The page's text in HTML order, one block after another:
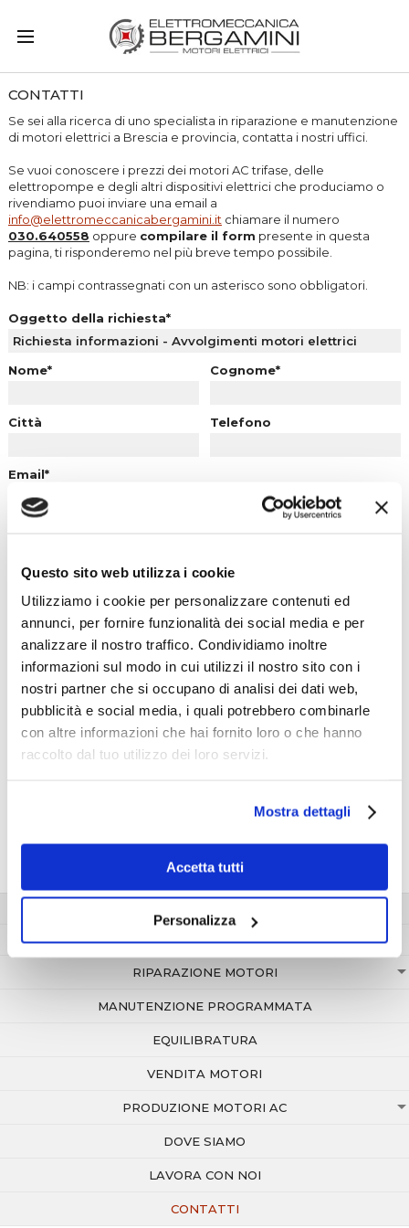
Questo sito web utilizza i cookie
Utilizziamo i cookie per personalizzare contenuti ed
annunci, per fornire funzionalità dei social media e per
analizzare il nostro traffico. Condividiamo inoltre
informazioni sul modo in cui utilizzi il nostro sito con i
nostri partner che si occupano di analisi dei dati web,
pubblicità e social media, i quali potrebbero combinarle
con altre informazioni che hai fornito loro o che hanno
raccolto dal tuo utilizzo dei loro servizi.
Mostra dettagli
Accetta tutti
Personalizza
CONTATTI
Se sei alla ricerca di uno specialista in riparazione e manutenzione
di motori elettrici a Brescia e provincia, contatta i nostri uffici.
Se vuoi conoscere i prezzi dei motori AC trifase, delle
elettropompe e degli altri dispositivi elettrici che produciamo o
rivendiamo puoi inviare una email a
info@elettromeccanicabergamini.it chiamare il numero
030.640558 oppure compilare il form presente in questa
pagina, ti risponderemo nel più breve tempo possibile.
NB: i campi contrassegnati con un asterisco sono obbligatori.
Oggetto della richiesta*
Nome* Cognome*
Città Telefono
Email*
Acconsento al trattamento dei dati personali ai sensi delReg.
AZIENDA
RIPARAZIONE MOTORI
MANUTENZIONE PROGRAMMATA
EQUILIBRATURA
VENDITA MOTORI
PRODUZIONE MOTORI AC
DOVE SIAMO
LAVORA CON NOI
CONTATTI